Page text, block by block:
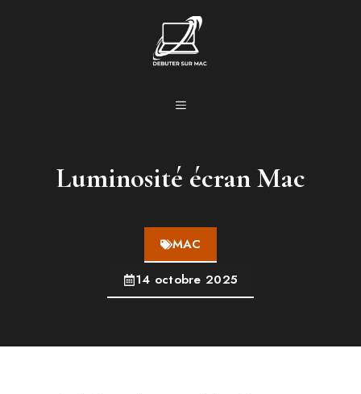
MENU
Luminosité écran Mac
MAC
14 octobre 2025